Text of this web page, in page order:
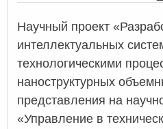
Научный проект
интеллектуальных
технологическими
наноструктурных
представления на
«Управление в